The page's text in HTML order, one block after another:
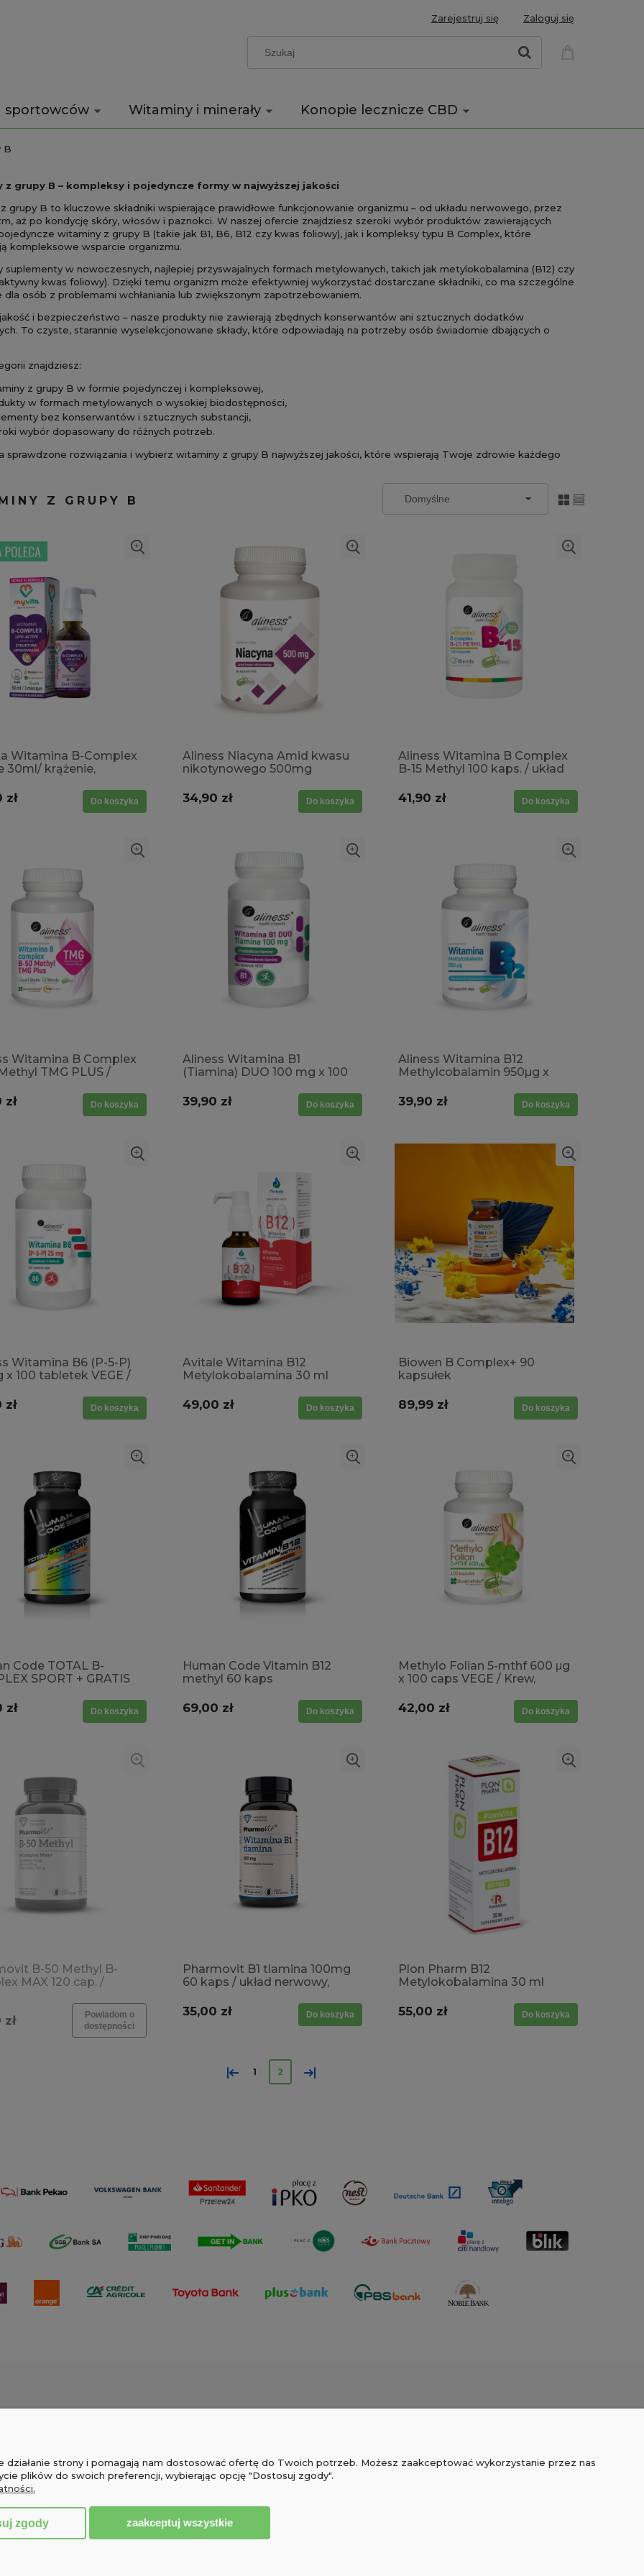
Zarejestruj się Zaloguj się
sportowców Witaminy i minerały Konopie lecznicze CBD
B
z grupy B – kompleksy i pojedyncze formy w najwyższej jakości
grupy B to kluczowe składniki wspierające prawidłowe funkcjonowanie organizmu – od układu nerwowego, przez
aż po kondycję skóry, włosów i paznokci. W naszej ofercie znajdziesz szeroki wybór produktów zawierających
witaminy z grupy B (takie jak B1, B6, B12 czy kwas foliowy), jak i kompleksy typu B Complex, które
kompleksowe wsparcie organizmu.
suplementy w nowoczesnych, najlepiej przyswajalnych formach metylowanych, takich jak metylokobalamina (B12) czy
kwas foliowy). Dzięki temu organizm może efektywniej wykorzystać dostarczane składniki, co ma szczególne
dla osób z problemami wchłaniania lub zwiększonym zapotrzebowaniem.
i bezpieczeństwo – nasze produkty nie zawierają zbędnych konserwantów ani sztucznych dodatków
To czyste, starannie wyselekcjonowane składy, które odpowiadają na potrzeby osób świadomie dbających o
znajdziesz:
z grupy B w formie pojedynczej i kompleksowej,
w formach metylowanych o wysokiej biodostępności,
bez konserwantów i sztucznych substancji,
wybór dopasowany do różnych potrzeb.
sprawdzone rozwiązania i wybierz witaminy z grupy B najwyższej jakości, które wspierają Twoje zdrowie każdego
Z GRUPY B
Witamina B-Complex
30ml/ krążenie,
zł Do koszyka
Aliness Niacyna Amid kwasu
nikotynowego 500mg
34,90 zł Do koszyka
Aliness Witamina B Complex
B-15 Methyl 100 kaps. / układ
naczyniowy, metabolizm
41,90 zł Do koszyka
Witamina B Complex
TMG PLUS /
koncentracja
zł Do koszyka
Aliness Witamina B1
(Tiamina) DUO 100 mg x 100
układ sercowo- naczyniowy,
serce
39,90 zł Do koszyka
Aliness Witamina B12
Methylcobalamin 950µg x
układ nerwowy, odporność
39,90 zł Do koszyka
Witamina B6 (P-5-P)
x 100 tabletek VEGE /
naczyniowy,
zł Do koszyka
Avitale Witamina B12
Metylokobalamina 30 ml
49,00 zł Do koszyka
Biowen B Complex+ 90
kapsułek
89,99 zł Do koszyka
Code TOTAL B-
SPORT + GRATIS
koncentracja ,
zł Do koszyka
Human Code Vitamin B12
methyl 60 kaps
przyswajalność
69,00 zł Do koszyka
Methylo Folian 5-mthf 600 μg
x 100 caps VEGE / Krew,
42,00 zł Do koszyka
B-50 Methyl B-
MAX 120 cap. /
koncentracjaPowiadom o
dostępności
Pharmovit B1 tiamina 100mg
60 kaps / układ nerwowy,
35,00 zł Do koszyka
Plon Pharm B12
Metylokobalamina 30 ml
55,00 zł Do koszyka
« 1 2 »
Czas i koszty dostawy
Pytania i odpowiedzi
O FIRMIE
strony i pomagają nam dostosować ofertę do Twoich potrzeb. Możesz zaakceptować wykorzystanie przez nas
plików do swoich preferencji, wybierając opcję "Dostosuj zgody".
zgody zaakceptuj wszystkie